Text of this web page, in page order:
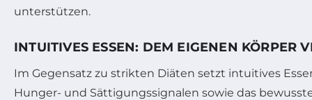
unterstützen.
INTUITIVES ESSEN: DEM EIGENEN KÖRPER
Im Gegensatz zu strikten Diäten setzt intuitives
Hunger- und Sättigungssignalen sowie das